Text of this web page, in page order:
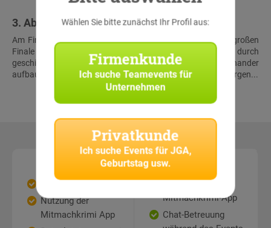
3. Abschluss & Schatzfund
Am Finalort treffen alle Teams wieder aufeinander. Beim großen
Finale müssen die Teilnehmer noch einmal alles geben, um durch
geschickte Kombination der Lösungen der aufeinander
aufbauenden Rätsel gemeinsam den virtuellen Schatz zu bergen...
Leistungen
Nutzung der
Mitmachkrimi App
Leistungen
Mitmachkrimi-App
Chat-Betreuung
Wählen Sie bitte zunächst Ihr Profil aus:
Firmenkunde
Ich sucheTeamevents für
Unternehmen
Privatkunde
Ich suche Events für JGA,
Geburtstag usw.